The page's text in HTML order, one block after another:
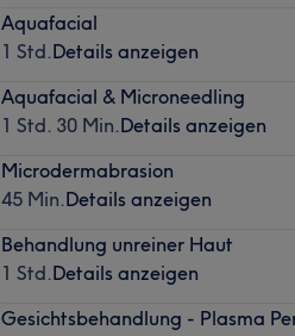
Aquafacial
1 Std.Details anzeigen
Aquafacial & Microneedling
1 Std. 30 Min.Details anzeigen
Microdermabrasion
45 Min.Details anzeigen
Behandlung unreiner Haut
1 Std.Details anzeigen
Gesichtsbehandlung - Plasma